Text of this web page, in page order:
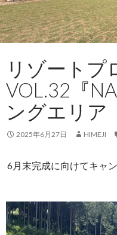
リゾートプ
VOL.32『
ングエリア
2025年6月27日 HIMEJI
6月末完成に向けてキャ